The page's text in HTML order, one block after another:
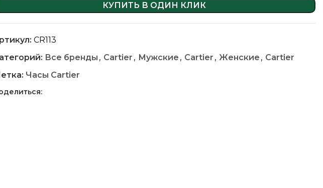
КУПИТЬ В ОДИН КЛИК
CR113
Все бренды , Cartier , Мужские , Cartier , Женские , Cartier
Часы Cartier